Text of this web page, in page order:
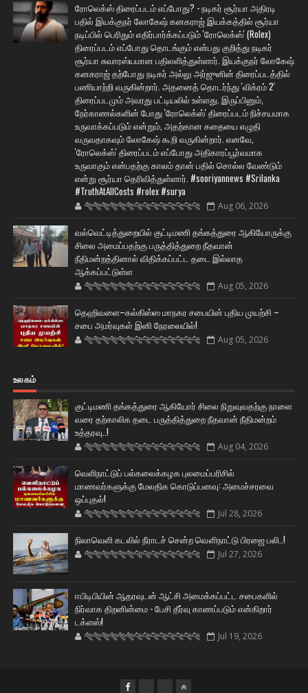
ரோலெக்ஸ் திரைப்படம் எப்போது? - நடிகர் சூர்யா அதிரடி
பதில் இயக்குநர் லோகேஷ் கனகராஜ் இயக்கத்தில் சூர்யா
நடிப்பில் பெரிதும் எதிர்பார்க்கப்படும் 'ரோலெக்ஸ்' (Rolex)
திரைப்படம் எப்போது தொடங்கும் என்பது குறித்து நடிகர்
சூர்யா சுவாரஸ்யமான பதிலளித்துள்ளார். இயக்குநர் லோகேஷ்
கனகராஜ் தற்போது நடிகர் அல்லு அர்ஜுனின் திரைப்படத்தில்
பணியாற்றி வருகின்றார். அதனைத் தொடர்ந்து 'விக்ரம் 2'
திரைப்படமும் அவரது பட்டியலில் உள்ளது. இருப்பினும்,
நேர்காணல்களின் போது 'ரோலெக்ஸ்' திரைப்படம் நிச்சயமாக
உருவாக்கப்படும் என்றும், அதற்கான கதையை எழுதி
வருவதாகவும் லோகேஷ் கூறி வருகின்றார். எனவே,
'ரோலெக்ஸ்' திரைப்படம் எப்போது அதிகாரப்பூர்வமாக
உருவாகும் என்பதற்கு காலம் தான் பதில் சொல்ல வேண்டும்
என்று சூர்யா தெரிவித்துள்ளார். #sooriyannews #Srilanka
#TruthAtAllCosts #rolex #surya
🐅🐅🐅🐅🐅🐅🐆🐆🐆🐆🐆🐆🐆🐆 Aug 06, 2026
வல்வெட்டித்துறையில் குட்டிமணி தங்கத்துரை ஆகியோருக்கு
சிலை அமைப்பதற்கு பருத்தித்துறை நீதவான்
நீதிமன்றத்தினால் விதிக்கப்பட்ட தடை இல்லாத
ஆக்கப்பட்டுள்ள
🐅🐅🐅🐅🐅🐅🐆🐆🐆🐆🐆🐆🐆🐆 Aug 05, 2026
தெஹிவளை–கல்கிஸ்ஸ மாநகர சபையின் புதிய முயற்சி –
சபை அமர்வுகள் இனி நேரலையில்!
🐅🐅🐅🐅🐅🐅🐆🐆🐆🐆🐆🐆🐆🐆 Aug 05, 2026
உலகம்
குட்டிமணி தங்கத்துரை ஆகியோர் சிலை நிறுவுவதற்கு நாளை
வரை தற்காலிக தடை பருத்தித்துறை நீதவான் நீதிமன்றம்
உத்தரவு..!
🐅🐅🐅🐅🐅🐅🐆🐆🐆🐆🐆🐆🐆🐆 Aug 04, 2026
வெளிநாட்டுப் பல்கலைக்கழக புலமைப்பரிசில்
மாணவர்களுக்கு மேலதிக கொடுப்பனவு: அமைச்சரவை
ஒப்புதல்!
🐅🐅🐅🐅🐅🐅🐆🐆🐆🐆🐆🐆🐆🐆 Jul 28, 2026
நிலாவெளி கடலில் நீராடச் சென்ற வௌிநாட்டு பிரஜை பலி..!
🐅🐅🐅🐅🐅🐅🐆🐆🐆🐆🐆🐆🐆🐆 Jul 27, 2026
ஈபிடிபியின் ஆதரவுடன் ஆட்சி அமைக்கப்பட்ட சபைகளில்
நிர்வாக திறனின்மை - பேசி தீர்வு காணப்படும் என்கிறார்
டக்ளஸ்!
🐅🐅🐅🐅🐅🐅🐆🐆🐆🐆🐆🐆🐆🐆 Jul 19, 2026